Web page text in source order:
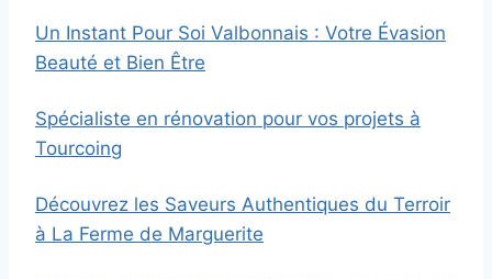
Un Instant Pour Soi Valbonnais : Votre Évasion
Beauté et Bien Être
Spécialiste en rénovation pour vos projets à
Tourcoing
Découvrez les Saveurs Authentiques du Terroir
à La Ferme de Marguerite